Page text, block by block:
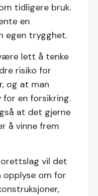
tidligere bruk.
en
egen trygghet.
lett å tenke
risiko for
og at man
en forsikring.
at det gjerne
å vinne frem
vil det
opplyse om for